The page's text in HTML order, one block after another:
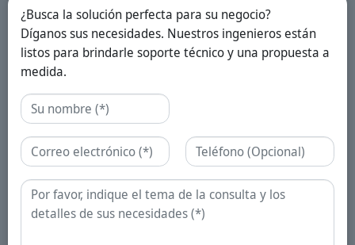
¿Busca la solución perfecta para su negocio?
Díganos sus necesidades. Nuestros ingenieros están
listos para brindarle soporte técnico y una propuesta a
medida.
Nombre
Correo electrónico Teléfono
Consulta